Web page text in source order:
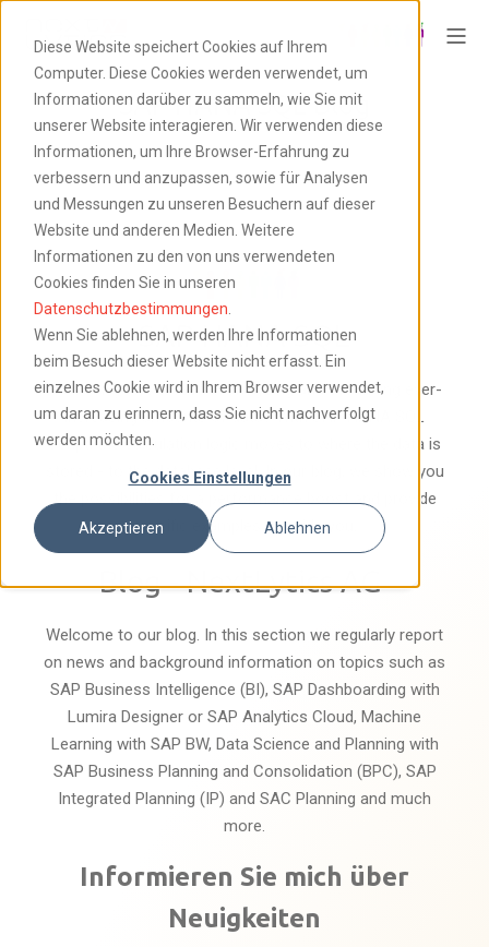
Diese Website speichert Cookies auf Ihrem
Computer. Diese Cookies werden verwendet, um
Informationen darüber zu sammeln, wie Sie mit
unserer Website interagieren. Wir verwenden diese
Informationen, um Ihre Browser-Erfahrung zu
verbessern und anzupassen, sowie für Analysen
und Messungen zu unseren Besuchern auf dieser
Website und anderen Medien. Weitere
Informationen zu den von uns verwendeten
Cookies finden Sie in unseren
Datenschutzbestimmungen
Wenn Sie ablehnen, werden Ihre Informationen
beim Besuch dieser Website nicht erfasst. Ein
einzelnes Cookie wird in Ihrem Browser verwendet,
um daran zu erinnern, dass Sie nicht nachverfolgt
werden möchten.
Cookies Einstellungen
Akzeptieren Ablehnen
SAP HANA SQL Blog
SAP HANA SQL
How can you succeed in analyzing and evaluating ever-
increasing amounts of data? With SAP HANA SQL
Script, the calculation logic moves to where the data is
stored - to the database level. In our blog, we show you
the possibilities for a performance boost and provide
specific examples to guide you.
Blog - NextLytics AG
Welcome to our blog. In this section we regularly report
on news and background information on topics such as
SAP Business Intelligence (BI), SAP Dashboarding with
Lumira Designer or SAP Analytics Cloud, Machine
Learning with SAP BW, Data Science and Planning with
SAP Business Planning and Consolidation (BPC), SAP
Integrated Planning (IP) and SAC Planning and much
more.
Informieren Sie mich über
Neuigkeiten